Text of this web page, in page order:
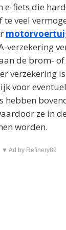
e-fiets die
veel
verzekering
de brom-
verzekering
voor
hebben
ze in
worden.
▼ Ad by Refinery89